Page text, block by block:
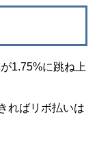
1.75%に跳ね上
ればリボ払いは